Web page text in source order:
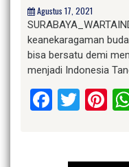
Agustus 17, 2021
keanekaragaman
bisa bersatu demi
menjadi Indonesia